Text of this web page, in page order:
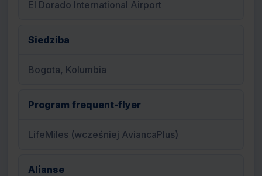
El Dorado International Airport
Siedziba
Bogota, Kolumbia
Program frequent-flyer
LifeMiles (wcześniej AviancaPlus)
Alianse